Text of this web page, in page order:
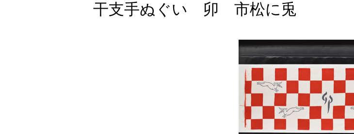
干支手ぬぐい 卯 市松に兎